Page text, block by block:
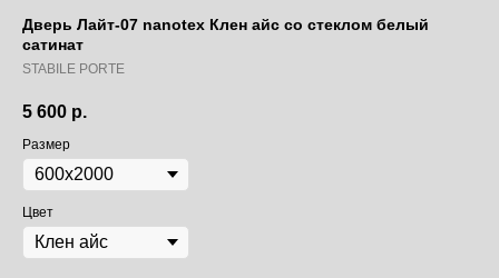
Дверь Лайт-07 nanotex Клен айс со стеклом белый
сатинат
STABILE PORTE
5 600 р.
Размер
Цвет